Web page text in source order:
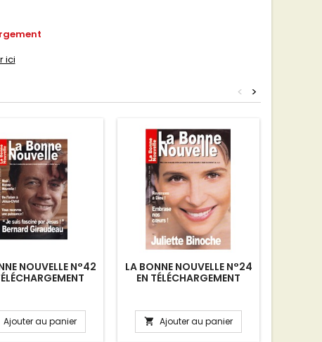
ici
>
<
NOUVELLE N°42
Ajouter au panier
LA BONNE NOUVELLE N°24
EN TÉLÉCHARGEMENT
 Ajouter au panier